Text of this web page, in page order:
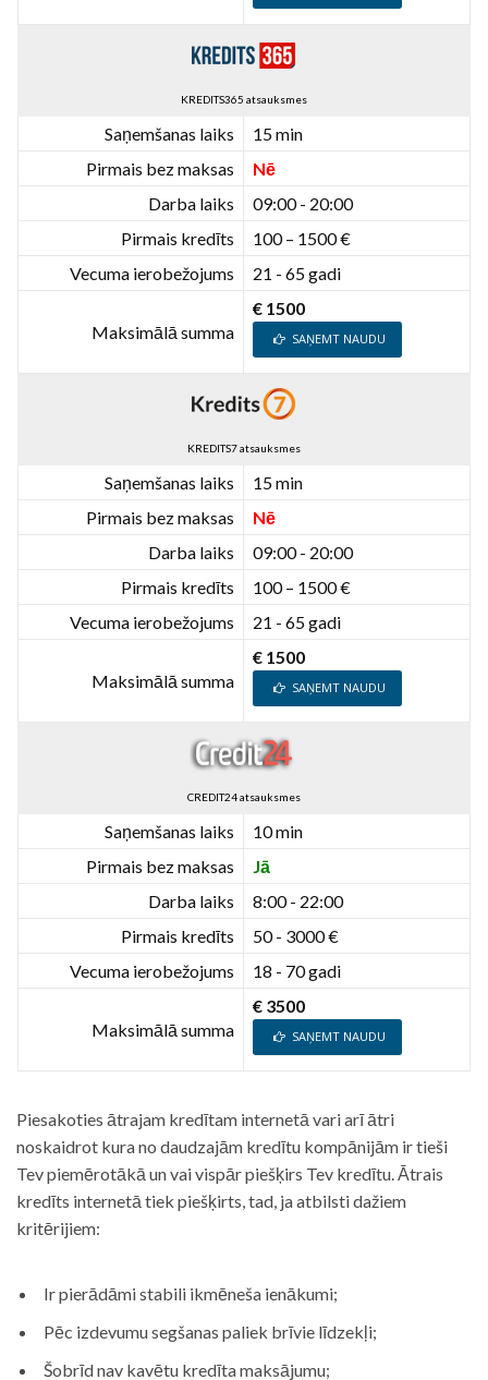
KREDITS365 atsauksmes
Saņemšanas laiks
15 min
Pirmais bez maksas
Nē
Darba laiks
09:00 - 20:00
Pirmais kredīts
100 – 1500 €
Vecuma ierobežojums
21 - 65 gadi
Maksimālā summa
€ 1500
SAŅEMT NAUDU
KREDITS7 atsauksmes
Saņemšanas laiks
15 min
Pirmais bez maksas
Nē
Darba laiks
09:00 - 20:00
Pirmais kredīts
100 – 1500 €
Vecuma ierobežojums
21 - 65 gadi
Maksimālā summa
€ 1500
SAŅEMT NAUDU
CREDIT24 atsauksmes
Saņemšanas laiks
10 min
Pirmais bez maksas
Jā
Darba laiks
8:00 - 22:00
Pirmais kredīts
50 - 3000 €
Vecuma ierobežojums
18 - 70 gadi
Maksimālā summa
€ 3500
SAŅEMT NAUDU
Piesakoties ātrajam kredītam internetā vari arī ātri
noskaidrot kura no daudzajām kredītu kompānijām ir tieši
Tev piemērotākā un vai vispār piešķirs Tev kredītu. Ātrais
kredīts internetā tiek piešķirts, tad, ja atbilsti dažiem
kritērijiem:
Ir pierādāmi stabili ikmēneša ienākumi;
Pēc izdevumu segšanas paliek brīvie līdzekļi;
Šobrīd nav kavētu kredīta maksājumu;